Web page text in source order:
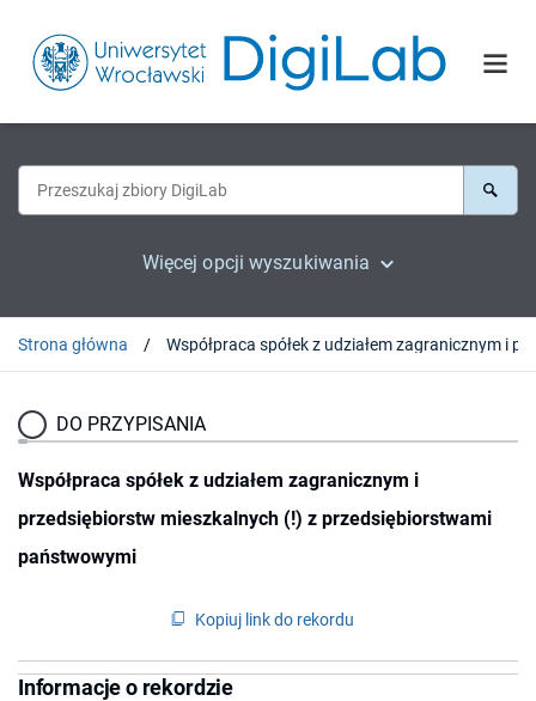
Więcej opcji wyszukiwania
Strona główna
DO PRZYPISANIA
Współpraca spółek z udziałem zagranicznym i
przedsiębiorstw mieszkalnych (!) z przedsiębiorstwami
państwowymi
Kopiuj link do rekordu
Informacje o rekordzie